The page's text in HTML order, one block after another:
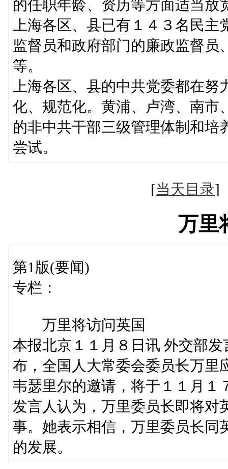
的任职年龄、资历等方面适当放
上海各区、县已有１４３名民
监督员和政府部门的廉政监督员
等。
上海各区、县的中共党委都在
化、规范化。黄浦、卢湾、南市
的非中共干部三级管理体制和培
尝试。
[当天目录
万里
第1版(要闻)
专栏：
万里将访问英国
本报北京１１月８日讯 外交部
布，全国人大常委会委员长万里
韦瑟里尔的邀请，将于１１月１
发言人认为，万里委员长即将对
事。她表示相信，万里委员长同
的发展。